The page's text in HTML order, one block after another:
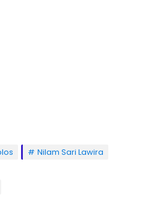
Nilam Sari Lawira